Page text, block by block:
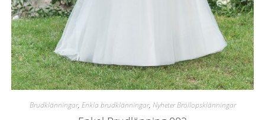
Brudklänningar, Enkla brudklänningar, Nyheter Bröllopsklänningar